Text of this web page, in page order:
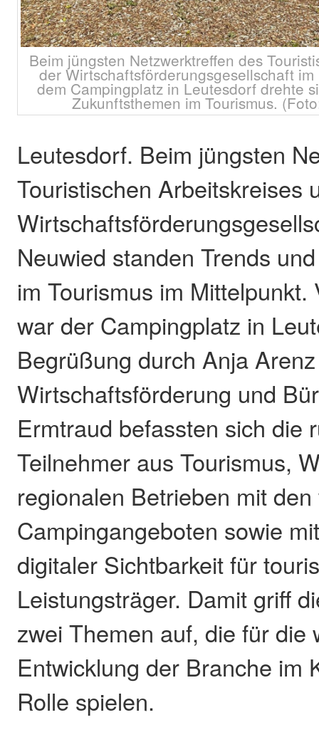
Beim jüngsten Netzwerktreffen des
der Wirtschaftsförderungsgesellschaft
dem Campingplatz in Leutesdorf drehte
Zukunftsthemen im Tourismus.
Leutesdorf. Beim jüngsten
Touristischen Arbeitskreises
Neuwied standen Trends
im Tourismus im
war der Campingplatz in
Begrüßung durch Anja
Wirtschaftsförderung und
Ermtraud befassten sich die
Teilnehmer aus Tourismus,
regionalen Betrieben mit
Campingangeboten sowie
digitaler Sichtbarkeit für
Leistungsträger. Damit griff
zwei Themen auf, die für die
Entwicklung der Branche im
Rolle spielen.